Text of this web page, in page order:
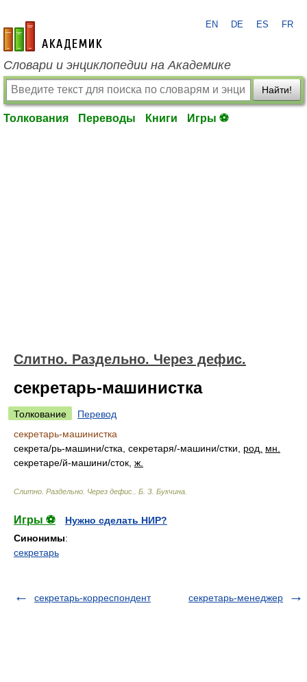
academic.ru
EN DE ES FR
Словари и энциклопедии на Академике
Найти!
Толкования Переводы Книги Игры ⚽
Слитно. Раздельно. Через дефис.
секретарь-машинистка
Толкование
Перевод
секретарь-машинистка
секрета/рь-машини/стка, секретаря/-машини/стки, род.
мн.
секретаре/й-машини/сток, ж.
Слитно. Раздельно. Через дефис. Б. З. Букчина
Игры ⚽
Нужно сделать НИР?
Синонимы:
секретарь
секретарь-корреспондент секретарь-менеджер